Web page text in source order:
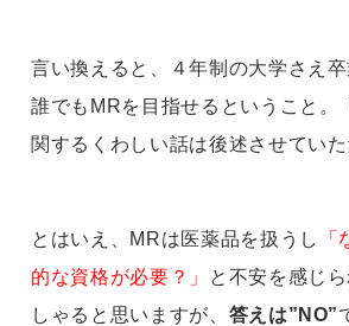
言い換えると、４年制の大学さえ卒
誰でもMRを目指せるということ。
関するくわしい話は後述させていた
とはいえ、MRは医薬品を扱うし
的な資格が必要？」
と不安を感じ
しゃると思いますが、 答えは”NO”